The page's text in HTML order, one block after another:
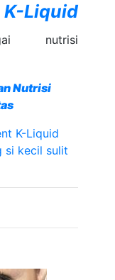
K-Liquid
nutrisi
Nutrisi
K-Liquid
si kecil sulit